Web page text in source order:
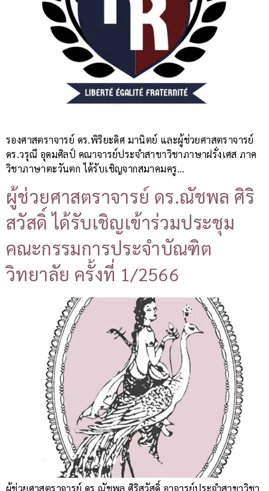
รองศาสตราจารย์ ดร.พิริยะดิศ มานิตย์ และผู้ช่วยศาสตราจารย์
ดร.วรุณี อุดมศิลป์ คณาจารย์ประจำสาขาวิชาภาษาฝรั่งเศส ภาค
วิชาภาษาตะวันตก ได้รับเชิญจากสมาคมครู…
ผู้ช่วยศาสตราจารย์ ดร.ณัชพล ศิริ
สวัสดิ์ ได้รับเชิญเข้าร่วมประชุม
คณะกรรมการประจำบัณฑิต
วิทยาลัย ครั้งที่ 1/2566
ผู้ช่วยศาสตราจารย์ ดร.ณัชพล ศิริสวัสดิ์ อาจารย์ประจำสาขาวิชา